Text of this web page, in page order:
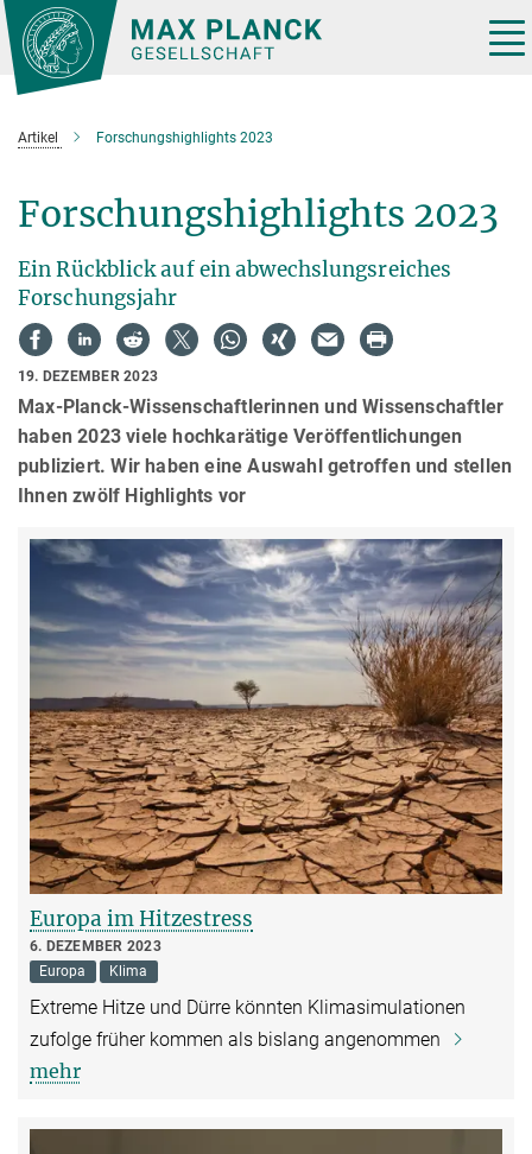
Hauptinhalt
Artikel Forschungshighlights 2023
Forschungshighlights 2023
Ein Rückblick auf ein abwechslungsreiches
Forschungsjahr
19. DEZEMBER 2023
Max-Planck-Wissenschaftlerinnen und Wissenschaftler
haben 2023 viele hochkarätige Veröffentlichungen
publiziert. Wir haben eine Auswahl getroffen und stellen
Ihnen zwölf Highlights vor
Europa im Hitzestress
6. DEZEMBER 2023
Europa
Klima
Extreme Hitze und Dürre könnten Klimasimulationen
zufolge früher kommen als bislang angenommen
mehr